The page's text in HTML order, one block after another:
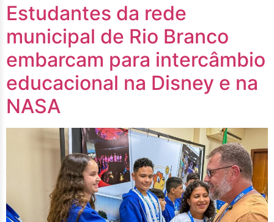
Estudantes da rede
municipal de Rio Branco
embarcam para intercâmbio
educacional na Disney e na
NASA